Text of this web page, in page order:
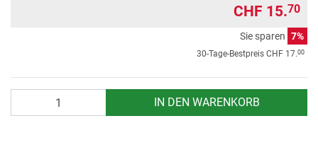
CHF 15.70
Sie sparen 7%
30-Tage-Bestpreis CHF 17.00
IN DEN WARENKORB